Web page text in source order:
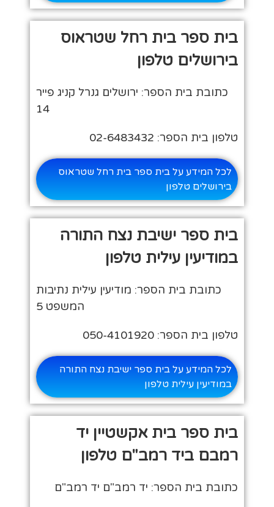
בית ספר בית רחל שטראוס
בירושלים טלפון
כתובת בית הספר: ירושלים גנרל קניג פייר
14
טלפון בית הספר: 02-6483432
לכל המידע על בית ספר בית רחל שטראוס
בירושלים טלפון
בית ספר ישיבת נצח התורה
במודיעין עילית טלפון
כתובת בית הספר: מודיעין עילית נתיבות
המשפט 5
טלפון בית הספר: 050-4101920
לכל המידע על בית ספר ישיבת נצח התורה
במודיעין עילית טלפון
בית ספר בית אקשטיין יד
רמבם ביד רמב"ם טלפון
כתובת בית הספר: יד רמב"ם יד רמב"ם